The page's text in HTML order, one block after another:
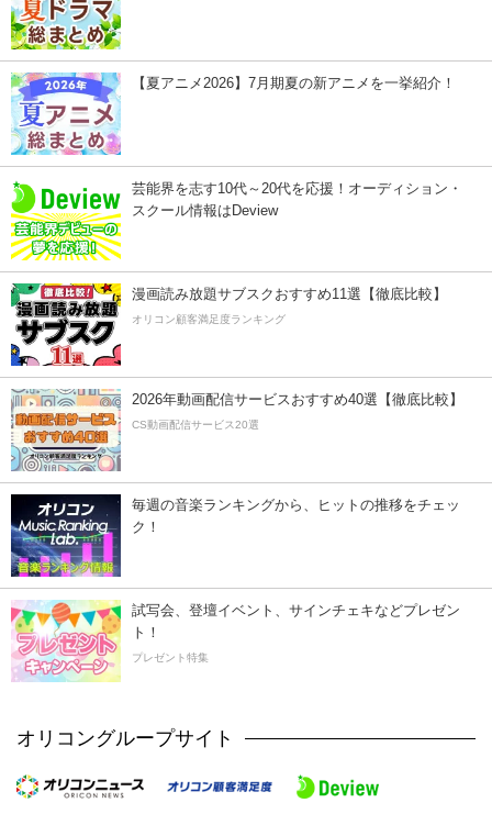
【夏アニメ2026】7月期夏の新アニメを一挙紹介！
芸能界を志す10代～20代を応援！オーディション・
スクール情報はDeview
漫画読み放題サブスクおすすめ11選【徹底比較】
オリコン顧客満足度ランキング
2026年動画配信サービスおすすめ40選【徹底比較】
CS動画配信サービス20選
毎週の音楽ランキングから、ヒットの推移をチェッ
ク！
試写会、登壇イベント、サインチェキなどプレゼン
ト！
プレゼント特集
オリコングループサイト